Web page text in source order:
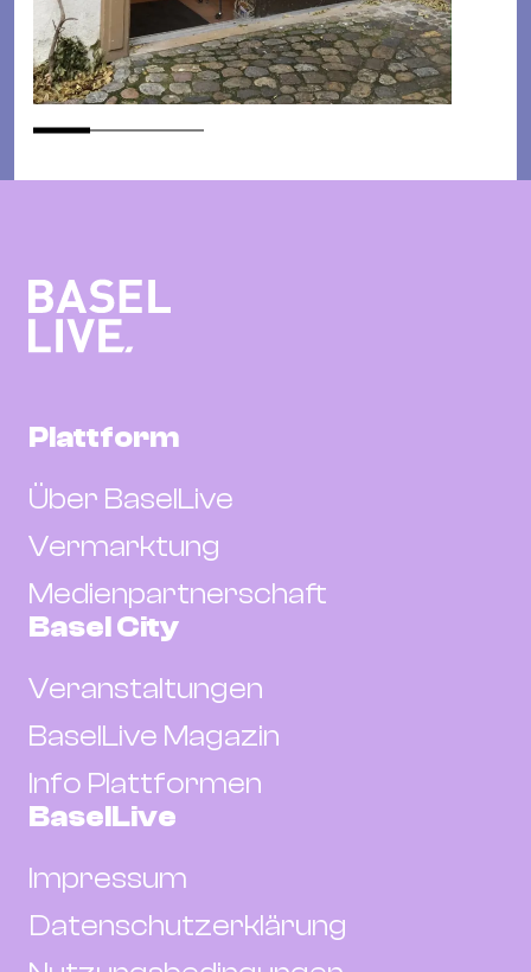
Plattform
Über BaselLive
Vermarktung
Medienpartnerschaft
Basel City
Veranstaltungen
BaselLive Magazin
Info Plattformen
BaselLive
Impressum
Datenschutzerklärung